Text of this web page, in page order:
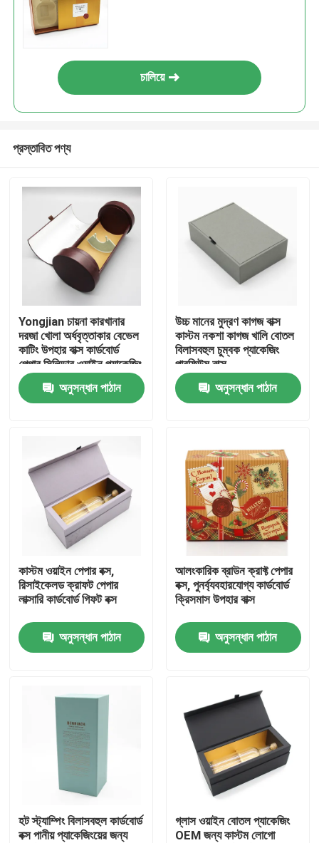
পণ্য
ভিডিও
আমাদের সম্পর্কে
মান নিয়ন্ত্রণ
যোগাযোগ করুন
উদ্ধৃতির জন্য আবেদন
কার্ডবোর্ড পেপার গিফট বক্স
কার্ডবোর্ড টিউব উপহার বাক্স
চালিয়ে
প্রস্তাবিত পণ্য
Yongjian চায়না কারখানার
দরজা খোলা অর্ধবৃত্তাকার বেভেল
কাটিং উপহার বাক্স কার্ডবোর্ড
পেপার সিলিন্ডার ওয়াইন প্যাকেজিং
পেপার টিউব
অনুসন্ধান পাঠান
উচ্চ মানের মুদ্রণ কাগজ বাক্স
কাস্টম নকশা কাগজ খালি বোতল
বিলাসবহুল চুম্বক প্যাকেজিং
পারফিউম বাক্স
অনুসন্ধান পাঠান
কাস্টম ওয়াইন পেপার বক্স,
রিসাইকেলড ক্রাফট পেপার
লাক্সারি কার্ডবোর্ড গিফট বক্স
অনুসন্ধান পাঠান
আলংকারিক ব্রাউন ক্রাফ্ট পেপার
বক্স, পুনর্ব্যবহারযোগ্য কার্ডবোর্ড
ক্রিসমাস উপহার বাক্স
অনুসন্ধান পাঠান
হট স্ট্যাম্পিং বিলাসবহুল কার্ডবোর্ড
বক্স পানীয় প্যাকেজিংয়ের জন্য
গ্লাস ওয়াইন বোতল প্যাকেজিং
OEM জন্য কাস্টম লোগো